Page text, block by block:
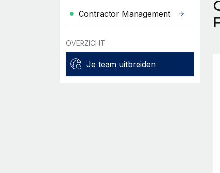
Contractor Management
OVERZICHT
Je team uitbreiden